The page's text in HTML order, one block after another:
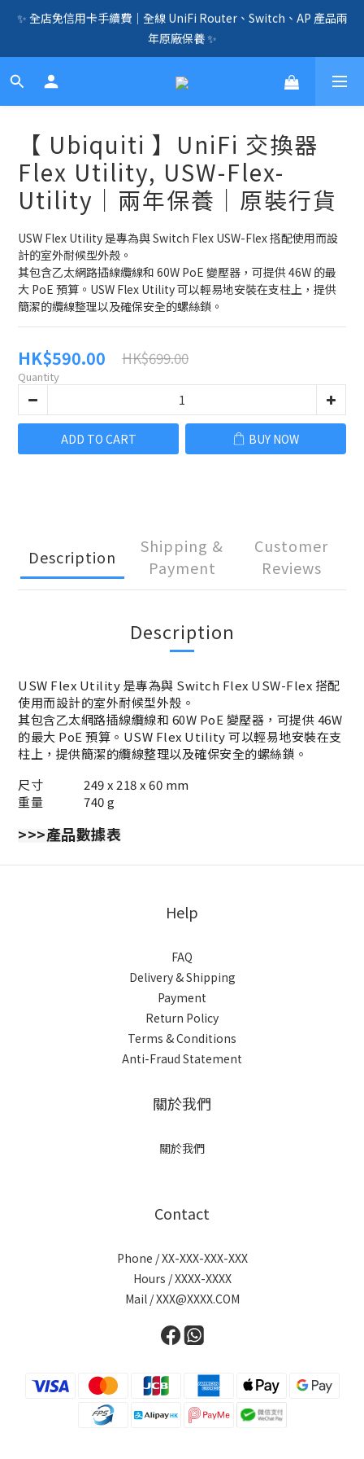
🛍️  全店免信用卡手續費、購物滿 HK$1000，即享免運優惠！
（SSD、HDD、UPS 除外）🛍️
✨ 全店免信用卡手續費｜全線 UniFi Router、Switch、AP 產品兩
年原廠保養 ✨
存、監控、會議、智能化等方案，歡迎聯絡！☎️
（SSD、HDD、UPS 除外）🛍️
【 Ubiquiti 】UniFi 交換器
Flex Utility, USW-Flex-
Utility｜兩年保養｜原裝行貨
USW Flex Utility 是專為與 Switch Flex USW-Flex 搭配使用而設
計的室外耐候型外殼。
其包含乙太網路插線纜線和 60W PoE 變壓器，可提供 46W 的最
大 PoE 預算。USW Flex Utility 可以輕易地安裝在支柱上，提供
簡潔的纜線整理以及確保安全的螺絲鎖。
HK$590.00 HK$699.00
Quantity
ADD TO CART BUY NOW
Description
Shipping &
Payment
Customer
Reviews
Description
USW Flex Utility 是專為與 Switch Flex USW-Flex 搭配
使用而設計的室外耐候型外殼。
其包含乙太網路插線纜線和 60W PoE 變壓器，可提供 46W
的最大 PoE 預算。USW Flex Utility 可以輕易地安裝在支
柱上，提供簡潔的纜線整理以及確保安全的螺絲鎖。
尺寸
249 x 218 x 60 mm
重量
740 g
>>>產品數據表
Help
FAQ
Delivery & Shipping
Payment
Return Policy
Terms & Conditions
Anti-Fraud Statement
關於我們
關於我們
Contact
Phone / XX-XXX-XXX-XXX
Hours / XXXX-XXXX
Mail / XXX@XXXX.COM